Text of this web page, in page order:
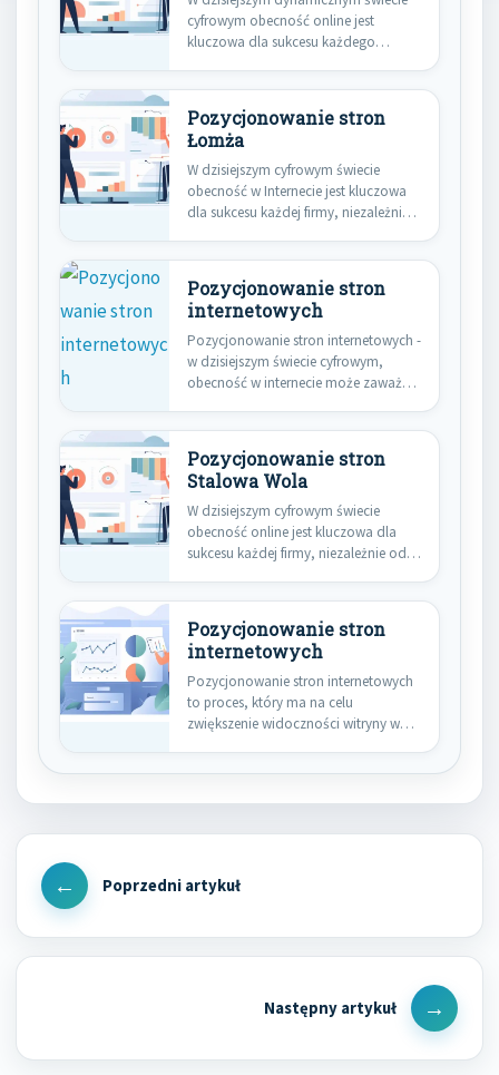
cyfrowym obecność online jest
kluczowa dla sukcesu każdego
Pozycjonowanie stron
Łomża
W dzisiejszym cyfrowym świecie
obecność w Internecie jest kluczowa
dla sukcesu każdej firmy, niezależnie
Pozycjonowanie stron
internetowych
Pozycjonowanie stron internetowych -
w dzisiejszym świecie cyfrowym,
obecność w internecie może zaważyć
Pozycjonowanie stron
Stalowa Wola
W dzisiejszym cyfrowym świecie
obecność online jest kluczowa dla
sukcesu każdej firmy, niezależnie od
Pozycjonowanie stron
internetowych
Pozycjonowanie stron internetowych
to proces, który ma na celu
zwiększenie widoczności witryny w
Nawigacja
wpisu
Previous
Next
Post